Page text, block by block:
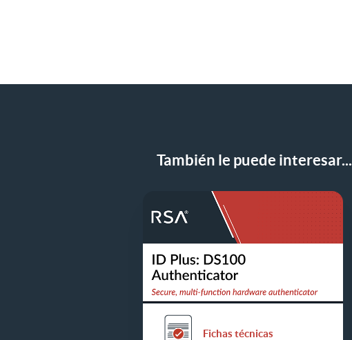
También le puede interesar...
Fichas técnicas